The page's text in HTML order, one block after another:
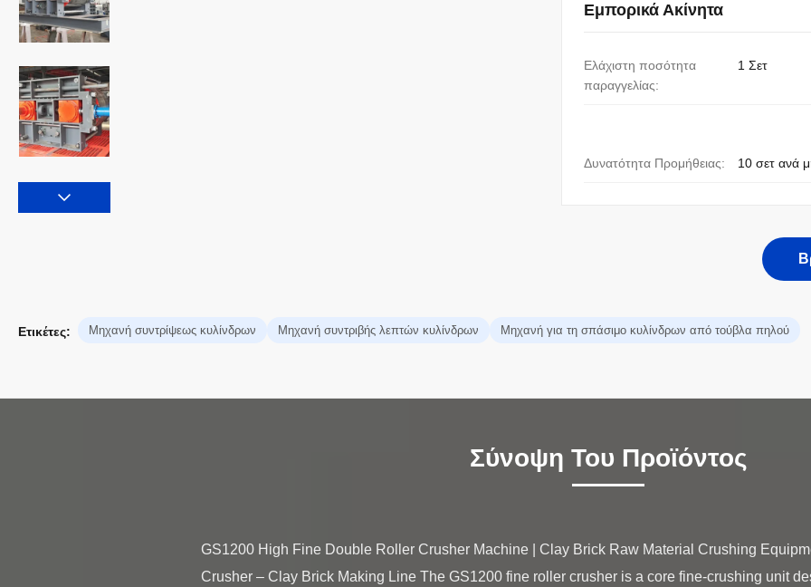
Εμπορικά Ακίνητα
Ελάχιστη ποσότητα
παραγγελίας:
1 Σετ
Δυνατότητα Προμήθειας: 10 σετ ανά
Ετικέτες: Μηχανή συντρίψεως κυλίνδρων Μηχανή συντριβής λεπτών κυλίνδρων Μηχανή για τη σπάσιμο κυλίνδρων από τούβλα πηλού
Σύνοψη Του Προϊόντος
GS1200 High Fine Double Roller Crusher Machine | Clay Brick Raw Material Crushing
Crusher – Clay Brick Making Line The GS1200 fine roller crusher is a core fine-crushing unit